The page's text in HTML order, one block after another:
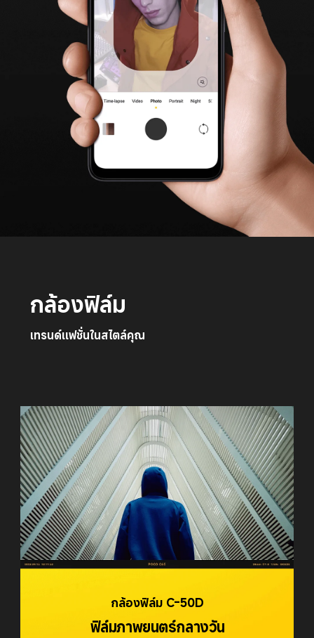
กล้องฟิล์ม
เทรนด์แฟชั่นในสไตล์คุณ
กล้องฟิล์ม C-50D
ฟิล์มภาพยนตร์กลางวัน